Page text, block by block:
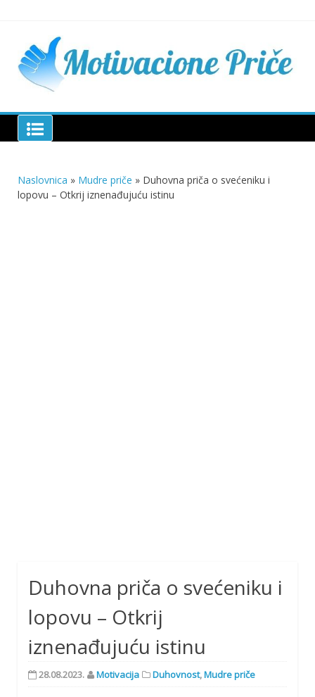
Motivacione Priče
Naslovnica » Mudre priče » Duhovna priča o svećeniku i
lopovu – Otkrij iznenađujuću istinu
Duhovna priča o svećeniku i
lopovu – Otkrij
iznenađujuću istinu
28.08.2023. Motivacija Duhovnost,Mudre priče